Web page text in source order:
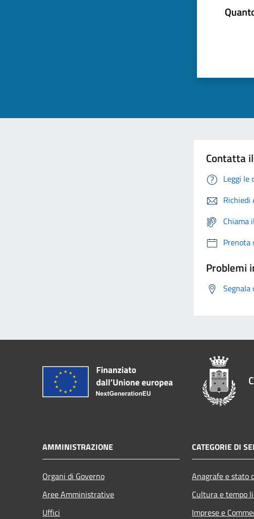
Contatta
Leggi le
Richiedi
Chiama
Prenota
Problemi
Segnala
AMMINISTRAZIONE
Organi di Governo
Aree Amministrative
Uffici
CATEGORIE DI
Anagrafe e stato
Cultura e tempo
Imprese e